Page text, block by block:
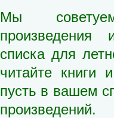
Мы
произведения
списка для
читайте
пусть в вашем
произведений.